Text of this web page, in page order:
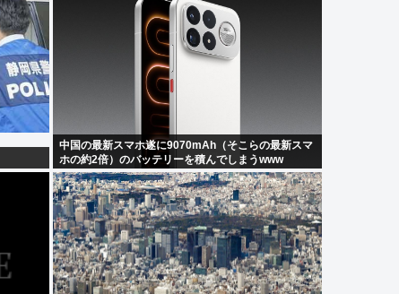
中国の最新スマホ遂に9070mAh（そこらの最新スマ
ホの約2倍）のバッテリーを積んでしまうwww